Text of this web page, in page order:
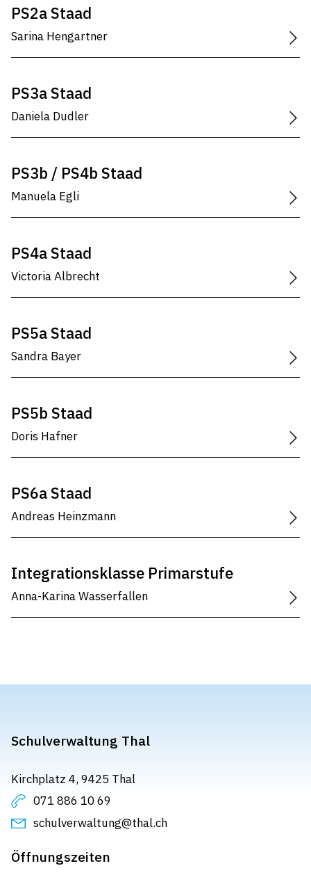
PS2a Staad
Sarina Hengartner
PS3a Staad
Daniela Dudler
PS3b / PS4b Staad
Manuela Egli
PS4a Staad
Victoria Albrecht
PS5a Staad
Sandra Bayer
PS5b Staad
Doris Hafner
PS6a Staad
Andreas Heinzmann
Integrationsklasse Primarstufe
Anna-Karina Wasserfallen
Schulverwaltung Thal
Kirchplatz 4, 9425 Thal
071 886 10 69
schulverwaltung@thal.ch
Öffnungszeiten